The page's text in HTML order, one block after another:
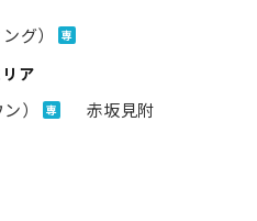
グ） 専
ア
） 専 赤坂見附